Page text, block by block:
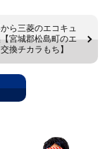
ら三菱のエコキュ
宮城郡松島町のエ
換チカラもち】